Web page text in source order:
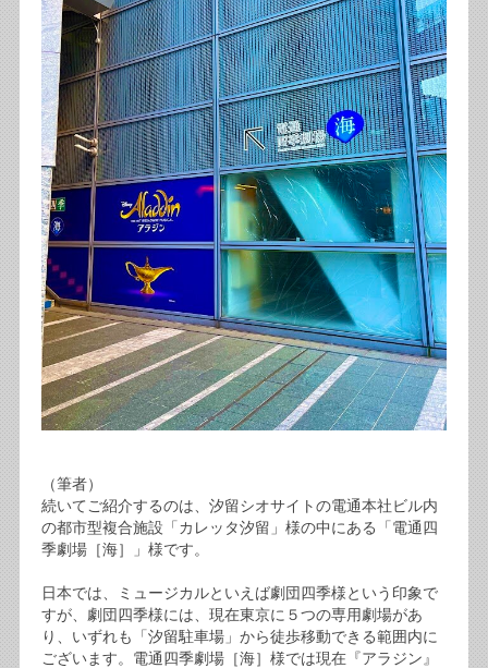
（筆者）
続いてご紹介するのは、汐留シオサイトの電通本社ビル内
の都市型複合施設「カレッタ汐留」様の中にある「電通四
季劇場［海］」様です。
日本では、ミュージカルといえば劇団四季様という印象で
すが、劇団四季様には、現在東京に５つの専用劇場があ
り、いずれも「汐留駐車場」から徒歩移動できる範囲内に
ございます。電通四季劇場［海］様では現在『アラジン』